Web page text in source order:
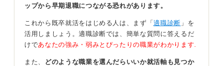
切り替え・空白の説明の準備が必要な点が難しさになり
医師所見と会社の配慮余地で判断基準を明確にしよ
う！
ップから早期退職につながる恐れがあります。
これから既卒就活をはじめる人は、まず「適職診断 」を
活用しましょう。適職診断では、簡単な質問に答えるだ
けであなたの強み・弱みとぴったりの職業がわかります.
また、
どのような職業を選んだらいいか就活軸も見つか